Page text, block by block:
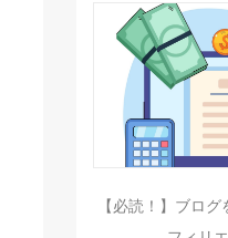
【必読！】ブロ